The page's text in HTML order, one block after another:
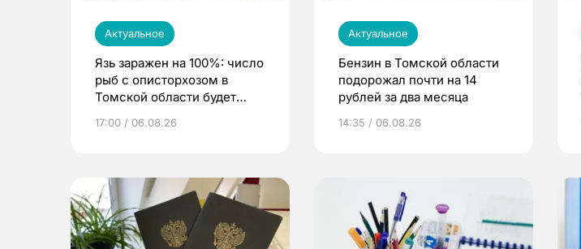
Актуальное
Язь заражен на 100%: число
рыб с описторхозом в
Томской области будет
17:00 / 06.08.26
Актуальное
Бензин в Томской области
подорожал почти на 14
рублей за два месяца
14:35 / 06.08.26